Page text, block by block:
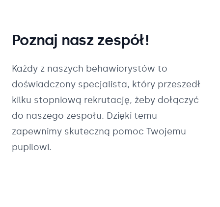
Poznaj nasz zespół!
Każdy z naszych behawiorystów to
doświadczony specjalista, który przeszedł
kilku stopniową rekrutację, żeby dołączyć
do naszego zespołu. Dzięki temu
zapewnimy skuteczną pomoc Twojemu
pupilowi.